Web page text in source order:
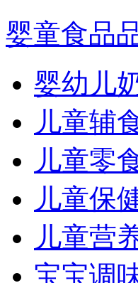
婴童食品
婴幼儿
儿童辅
儿童零
儿童保
儿童营
宝宝调